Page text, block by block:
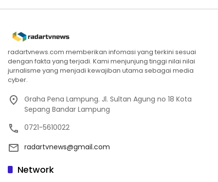
radartvnews.com memberikan infomasi yang terkini sesuai
dengan fakta yang terjadi. Kami menjunjung tinggi nilai nilai
jurnalisme yang menjadi kewajiban utama sebagai media
cyber.
Graha Pena Lampung. Jl. Sultan Agung no 18 Kota
Sepang Bandar Lampung
0721-5610022
radartvnews@gmail.com
Network